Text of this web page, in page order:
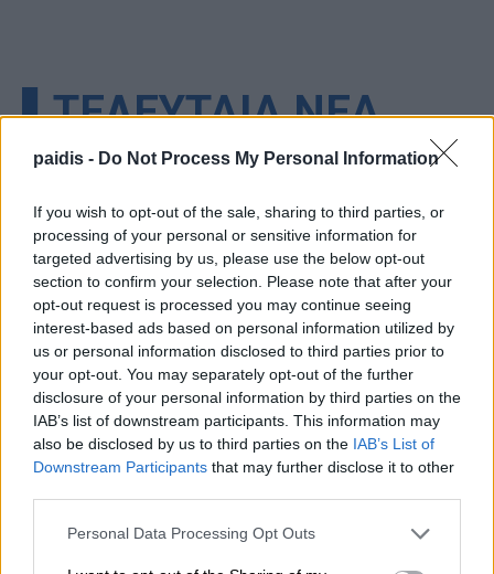
paidis - Do Not Process My Personal Information
If you wish to opt-out of the sale, sharing to third parties, or
processing of your personal or sensitive information for
targeted advertising by us, please use the below opt-out
section to confirm your selection. Please note that after your
opt-out request is processed you may continue seeing
interest-based ads based on personal information utilized by
us or personal information disclosed to third parties prior to
your opt-out. You may separately opt-out of the further
disclosure of your personal information by third parties on the
IAB’s list of downstream participants. This information may
also be disclosed by us to third parties on the IAB’s List of
Downstream Participants that may further disclose it to other
Personal Data Processing Opt Outs
▌ΤΕΛΕΥΤΑΙΑ ΝΕΑ